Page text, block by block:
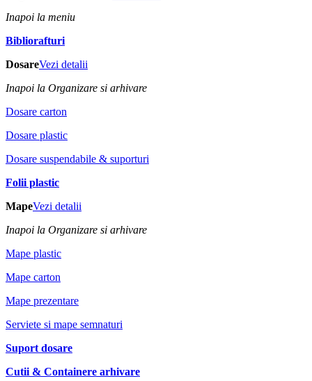
Inapoi la meniu
Bibliorafturi
DosareVezi detalii
Inapoi la Organizare si arhivare
Dosare carton
Dosare plastic
Dosare suspendabile & suporturi
Folii plastic
MapeVezi detalii
Inapoi la Organizare si arhivare
Mape plastic
Mape carton
Mape prezentare
Serviete si mape semnaturi
Suport dosare
Cutii & Containere arhivare